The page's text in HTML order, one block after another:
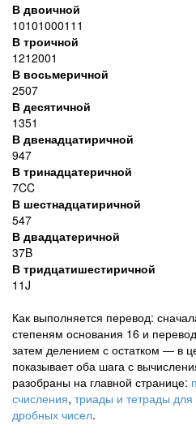
В двоичной
10101000111
В троичной
1212001
В восьмеричной
2507
В десятичной
1351
В двенадцатиричной
947
В тринадцатеричной
7CC
В шестнадцатиричной
547
В двадцатеричной
37B
В тридцатишестиричной
11J
Как выполняется перевод:
степеням основания 16 и
затем делением с остатком — в
показывает оба шага с
разобраны на главной странице:
счисления, триады и тетрады
дробных чисел.